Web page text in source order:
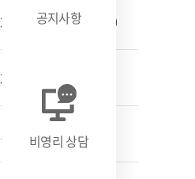
완료 10
완료
공지사항
비영리 상담